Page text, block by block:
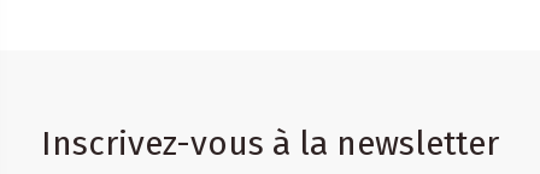
Inscrivez-vous à la newsletter